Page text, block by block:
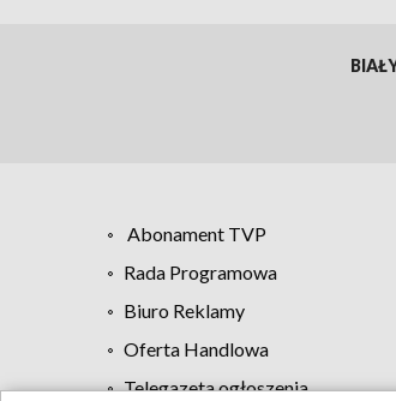
Abonament TVP
Rada Programowa
Biuro Reklamy
Oferta Handlowa
Telegazeta ogłoszenia